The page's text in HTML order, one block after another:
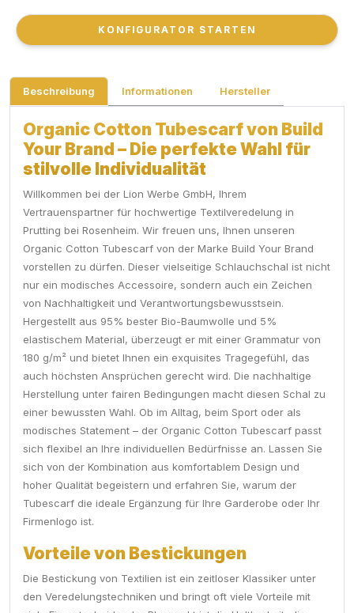
KONFIGURATOR STARTEN
KONFIGURATOR STARTEN
Beschreibung Informationen Hersteller
Organic Cotton Tubescarf von Build
Your Brand – Die perfekte Wahl für
stilvolle Individualität
Willkommen bei der Lion Werbe GmbH, Ihrem
Vertrauenspartner für hochwertige Textilveredelung in
Prutting bei Rosenheim. Wir freuen uns, Ihnen unseren
Organic Cotton Tubescarf von der Marke Build Your Brand
vorstellen zu dürfen. Dieser vielseitige Schlauchschal ist nicht
nur ein modisches Accessoire, sondern auch ein Zeichen
von Nachhaltigkeit und Verantwortungsbewusstsein.
Hergestellt aus 95% bester Bio-Baumwolle und 5%
elastischem Material, überzeugt er mit einer Grammatur von
180 g/m² und bietet Ihnen ein exquisites Tragegefühl, das
auch höchsten Ansprüchen gerecht wird. Die nachhaltige
Herstellung unter fairen Bedingungen macht diesen Schal zu
einer bewussten Wahl. Ob im Alltag, beim Sport oder als
modisches Statement – der Organic Cotton Tubescarf passt
sich flexibel an Ihre individuellen Bedürfnisse an. Lassen Sie
sich von der Kombination aus komfortablem Design und
hoher Qualität begeistern und erfahren Sie, warum der
Tubescarf die ideale Ergänzung für Ihre Garderobe oder Ihr
Firmenlogo ist.
Vorteile von Bestickungen
Die Bestickung von Textilien ist ein zeitloser Klassiker unter
den Veredelungstechniken und bringt oft viele Vorteile mit